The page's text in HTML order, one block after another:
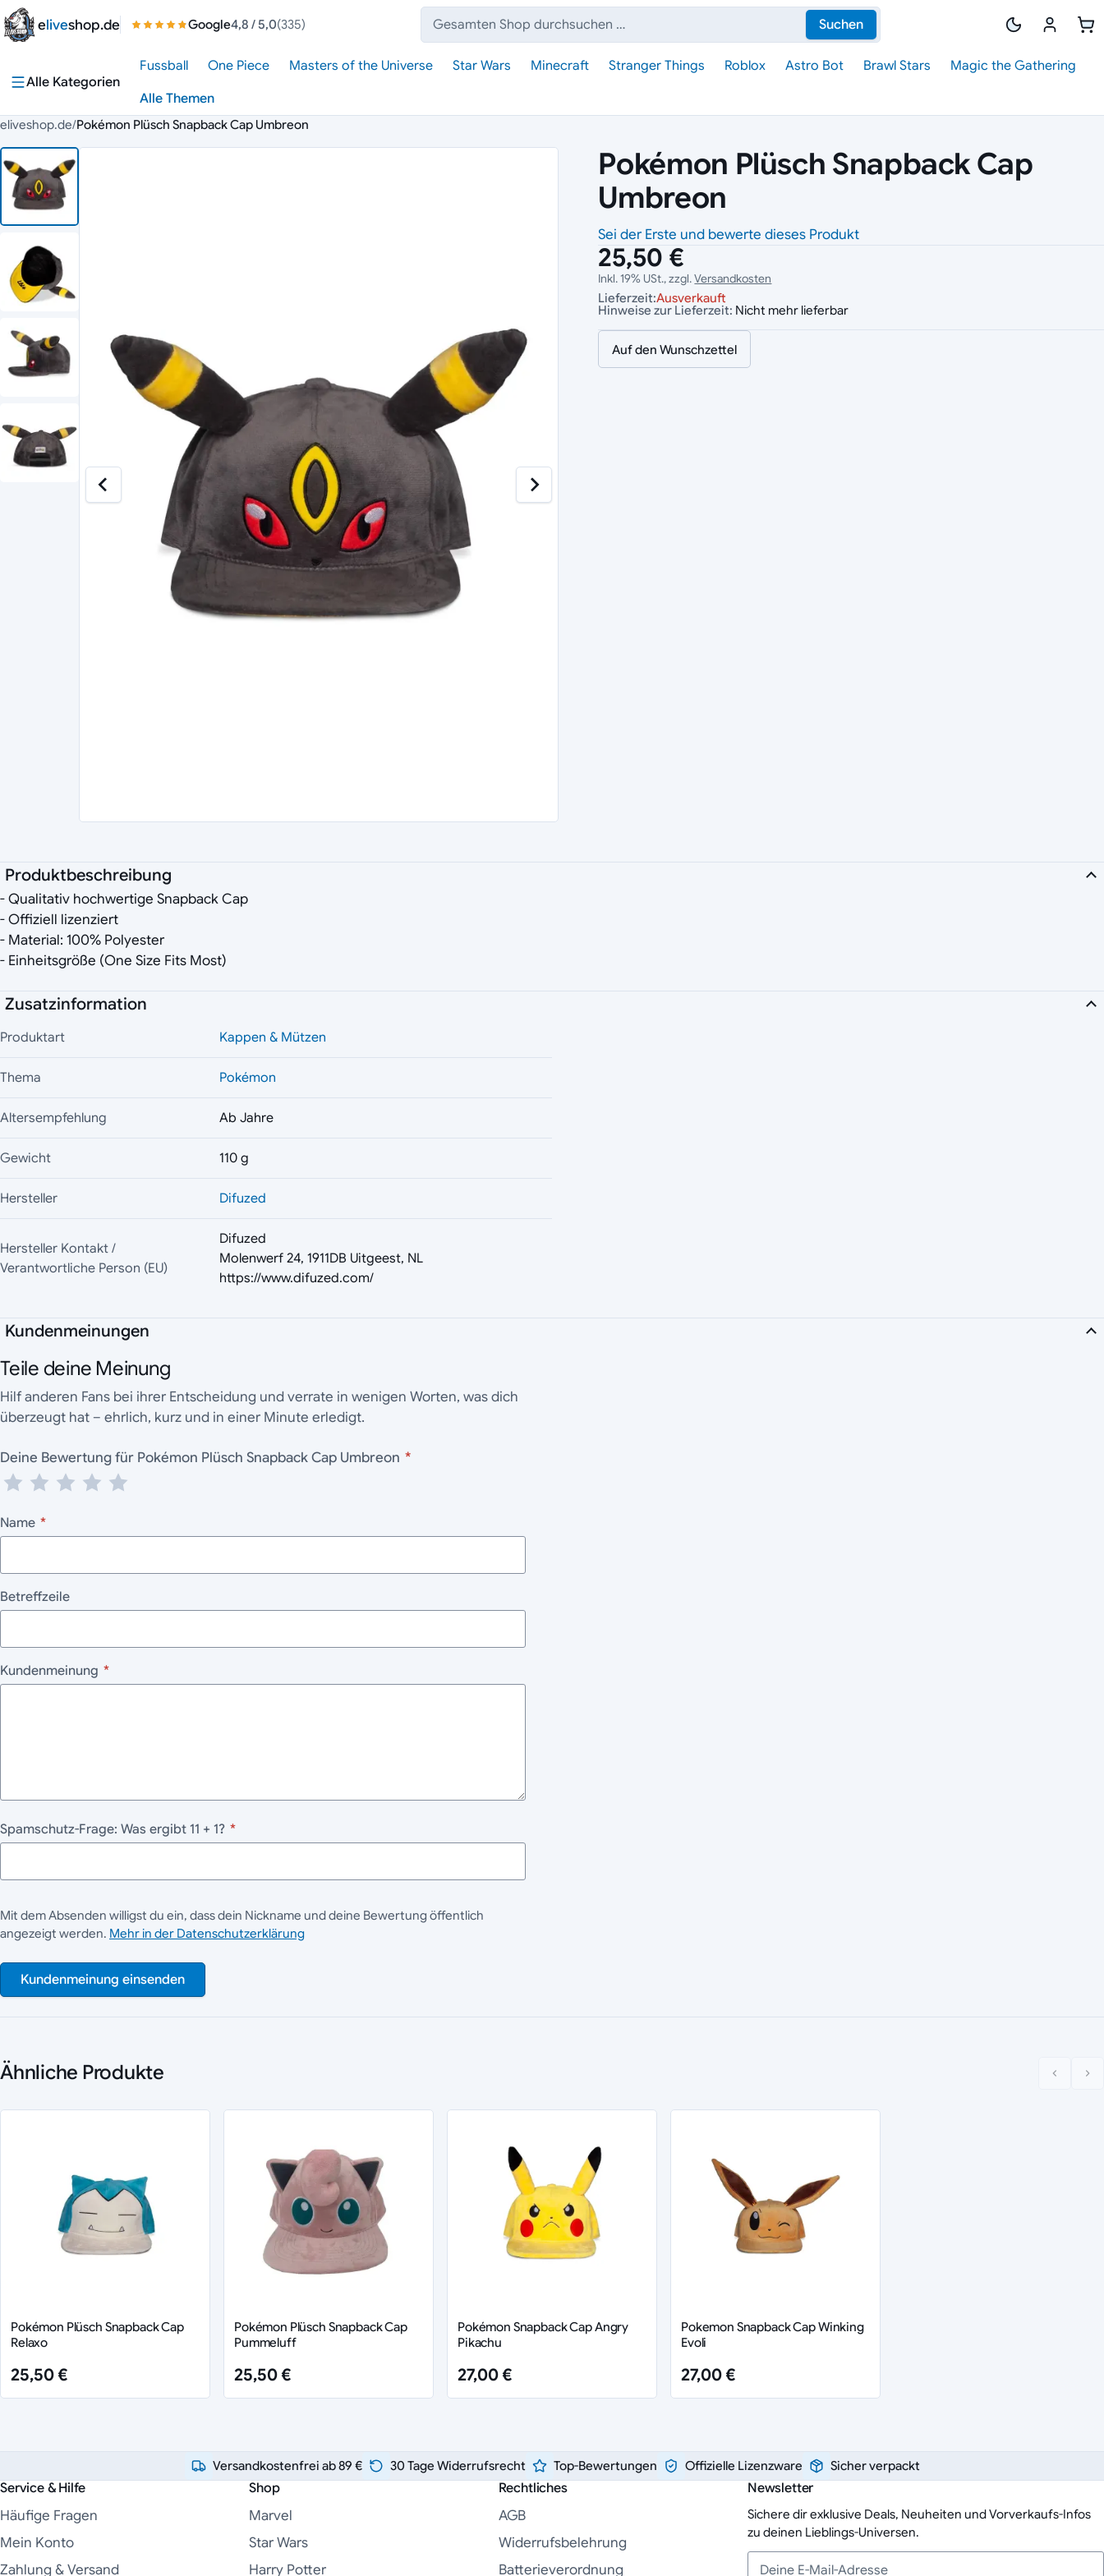
Zum Inhalt springen
eliveshop.de Google4,8 / 5,0(335)
Suche:
Suchen
Alle Kategorien
Fussball One Piece Masters of the Universe Star Wars Minecraft Stranger Things Roblox Astro Bot Brawl Stars
Magic the Gathering
Alle Themen
eliveshop.de/Pokémon Plüsch Snapback Cap Umbreon
Pokémon Plüsch Snapback Cap
Umbreon
Sei der Erste und bewerte dieses Produkt
25,50 €
Inkl. 19% USt., zzgl.Versandkosten
Lieferzeit:Ausverkauft
Hinweise zur Lieferzeit: Nicht mehr lieferbar
Auf den Wunschzettel
Produktbeschreibung
- Qualitativ hochwertige Snapback Cap
- Offiziell lizenziert
- Material: 100% Polyester
- Einheitsgröße (One Size Fits Most)
Zusatzinformation
Produktart Kappen & Mützen
Thema Pokémon
Altersempfehlung Ab Jahre
Gewicht 110 g
Hersteller Difuzed
Hersteller Kontakt /
Verantwortliche Person (EU)
Difuzed
Molenwerf 24, 1911DB Uitgeest, NL
https://www.difuzed.com/
Kundenmeinungen
Teile deine Meinung
Hilf anderen Fans bei ihrer Entscheidung und verrate in wenigen Worten, was dich
überzeugt hat – ehrlich, kurz und in einer Minute erledigt.
Deine Bewertung für Pokémon Plüsch Snapback Cap Umbreon *
Name *
Betreffzeile
Kundenmeinung *
Spamschutz-Frage: Was ergibt 11 + 1? *
Mit dem Absenden willigst du ein, dass dein Nickname und deine Bewertung öffentlich
angezeigt werden. Mehr in der Datenschutzerklärung
Kundenmeinung einsenden
Ähnliche Produkte
Pokémon Plüsch Snapback Cap
Relaxo
25,50 €
Pokémon Plüsch Snapback Cap
Pummeluff
25,50 €
Pokémon Snapback Cap Angry
Pikachu
27,00 €
Pokemon Snapback Cap Winking
Evoli
27,00 €
Versandkostenfrei ab 89 € 30 Tage Widerrufsrecht Top-Bewertungen Offizielle Lizenzware Sicher verpackt
Service & Hilfe
Häufige Fragen
Mein Konto
Zahlung & Versand
Shop
Marvel
Star Wars
Harry Potter
Rechtliches
AGB
Widerrufsbelehrung
Batterieverordnung
Newsletter
Sichere dir exklusive Deals, Neuheiten und Vorverkaufs-Infos
zu deinen Lieblings-Universen.